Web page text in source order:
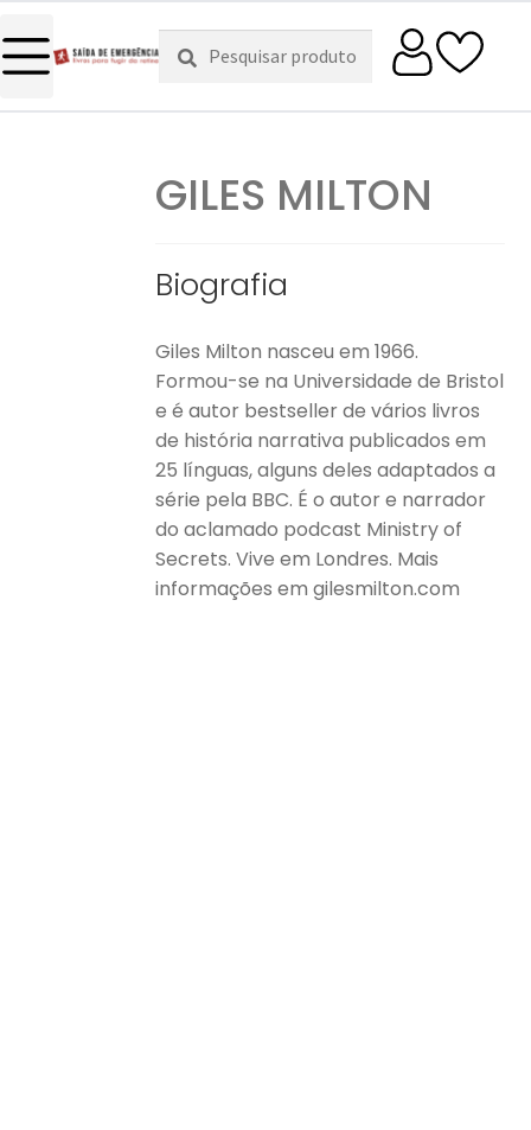
Pesquisar
por:
Pesquisa
GILES MILTON
Biografia
Giles Milton nasceu em 1966.
Formou-se na Universidade de Bristol
e é autor bestseller de vários livros
de história narrativa publicados em
25 línguas, alguns deles adaptados a
série pela BBC. É o autor e narrador
do aclamado podcast Ministry of
Secrets. Vive em Londres. Mais
informações em gilesmilton.com